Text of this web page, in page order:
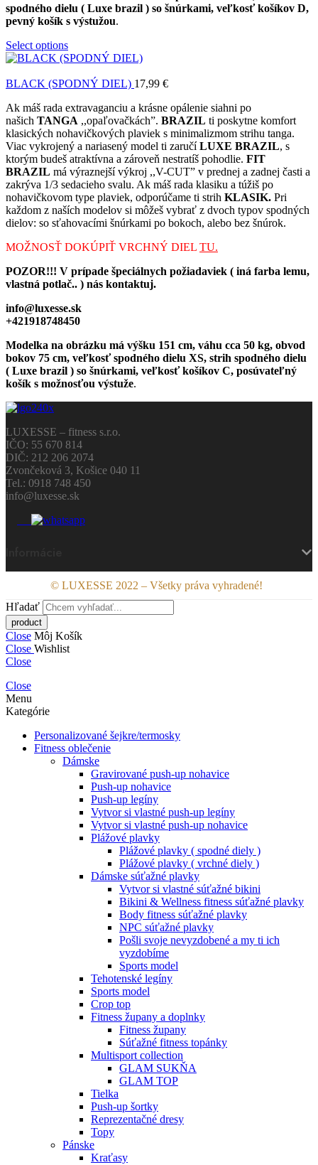
spodného dielu ( Luxe brazil ) so šnúrkami, veľkosť košíkov D,
pevný košík s výstužou.
Select options
BLACK (SPODNÝ DIEL) 17,99 €
Ak máš rada extravaganciu a krásne opálenie siahni po
našich TANGA ,,opaľovačkách”. BRAZIL ti poskytne komfort
klasických nohavičkových plaviek s minimalizmom strihu tanga.
Viac vykrojený a nariasený model ti zaručíLUXE BRAZIL, s
ktorým budeš atraktívna a zároveň nestratíš pohodlie. FIT
BRAZIL má výraznejší výkroj ,,V-CUT” v prednej a zadnej časti a
zakrýva 1/3 sedacieho svalu. Ak máš rada klasiku a túžiš po
nohavičkovom type plaviek, odporúčame ti strih KLASIK. Pri
každom z naších modelov si môžeš vybrať z dvoch typov spodných
dielov: so sťahovacími šnúrkami po bokoch, alebo bez šnúrok.
MOŽNOSŤ DOKÚPIŤ VRCHNÝ DIEL TU.
POZOR!!! V prípade špeciálnych požiadaviek ( iná farba lemu,
vlastná potlač.. ) nás kontaktuj.
info@luxesse.sk
+421918748450
Modelka na obrázku má výšku 151 cm, váhu cca 50 kg, obvod
bokov 75 cm, veľkosť spodného dielu XS, strih spodného dielu
( Luxe brazil ) so šnúrkami, veľkosť košíkov C, posúvateľný
košík s možnosťou výstuže.
LUXESSE – fitness s.r.o.
IČO: 55 670 814
DIČ: 212 206 2074
Zvončeková 3, Košice 040 11
Tel.: 0918 748 450
info@luxesse.sk
© LUXESSE 2022 – Všetky práva vyhradené!
Hľadať
Close Môj Košík
Close Wishlist
Close
Close
Menu
Kategórie
Personalizované šejkre/termosky
Fitness oblečenie
Dámske
Gravirované push-up nohavice
Push-up nohavice
Push-up legíny
Vytvor si vlastné push-up legíny
Vytvor si vlastné push-up nohavice
Plážové plavky
Plážové plavky ( spodné diely )
Plážové plavky ( vrchné diely )
Dámske súťažné plavky
Vytvor si vlastné súťažné bikini
Bikini & Wellness fitness súťažné plavky
Body fitness súťažné plavky
NPC súťažné plavky
Pošli svoje nevyzdobené a my ti ich
vyzdobíme
Sports model
Tehotenské legíny
Sports model
Crop top
Fitness župany a doplnky
Fitness župany
Súťažné fitness topánky
Multisport collection
GLAM SUKŇA
GLAM TOP
Tielka
Push-up šortky
Reprezentačné dresy
Topy
Pánske
Kraťasy